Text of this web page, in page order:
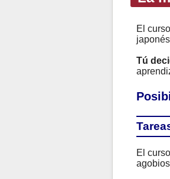
El
Tú
El